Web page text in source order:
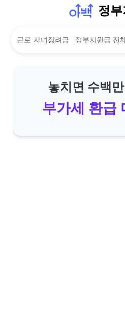
정
근로·자녀장려금 정부지원금 전체
놓치면 수백
부가세 환급